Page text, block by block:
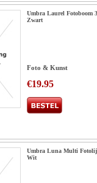
Umbra Laurel Fotoboom
Zwart
Foto & Kunst
€19.95
Umbra Luna Multi
Wit